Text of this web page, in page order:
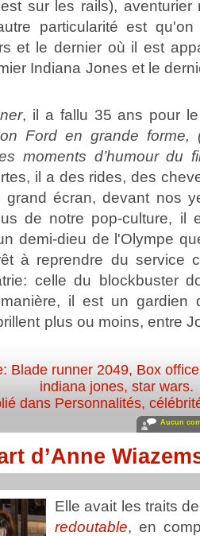
sur les rails), aventurier
particularité est
et le dernier où il est
Indiana Jones et le
, il a fallu 35 ans pour
Ford en grande forme,
moments d’humour du
il a des rides, des
grand écran, devant nos
de notre pop-culture, il
demi-dieu de l'Olympe
à reprendre du service
celle du blockbuster
il est un gardien
plus ou moins, entre
Blade runner 2049, Box office
indiana jones, star wars.
dans Personnalités,
Aucun
d’Anne
Elle avait les traits
redoutable, en